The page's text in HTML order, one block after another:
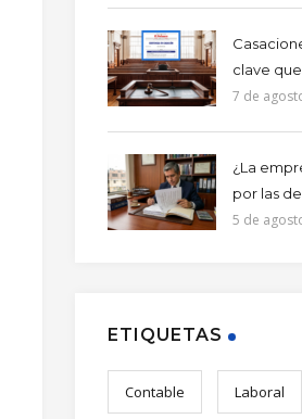
clave que
7 de
¿La
por las
5 de
ETIQUETAS
Contable Laboral